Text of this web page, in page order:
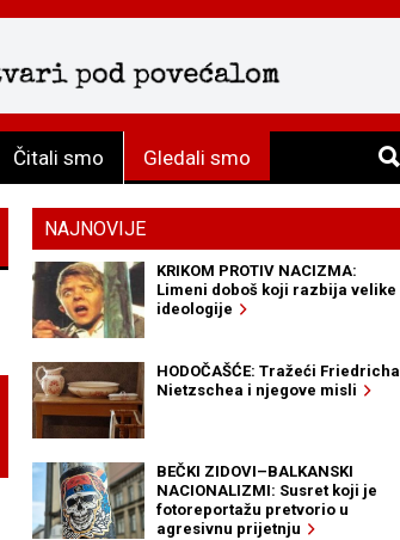
Čitali smo Gledali smo
NAJNOVIJE
KRIKOM PROTIV NACIZMA:
Limeni doboš koji razbija velike
ideologije
HODOČAŠĆE: Tražeći Friedricha
Nietzschea i njegove misli
BEČKI ZIDOVI–BALKANSKI
NACIONALIZMI: Susret koji je
fotoreportažu pretvorio u
agresivnu prijetnju